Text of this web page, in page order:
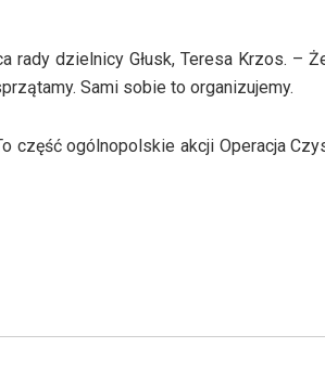
dzielnicy Głusk, Teresa Krzos. –
Sami sobie to organizujemy.
część ogólnopolskie akcji Operacja